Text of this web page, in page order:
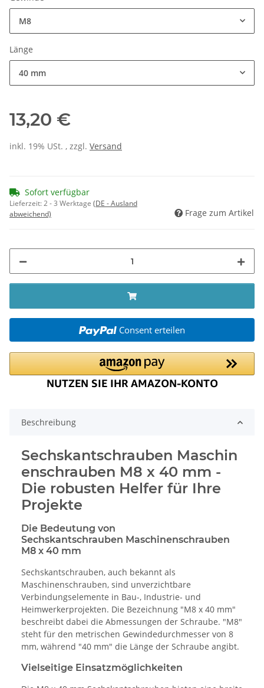
M8
Länge
40 mm
13,20 €
inkl. 19% USt. , zzgl. Versand
Sofort verfügbar
Lieferzeit:2 - 3 Werktage (DE - Ausland
abweichend)
Frage zum Artikel
Consent erteilen
Beschreibung
Sechskantschrauben Maschin
enschrauben M8 x 40 mm -
Die robusten Helfer für Ihre
Projekte
Die Bedeutung von
Sechskantschrauben Maschinenschrauben
M8 x 40 mm
Sechskantschrauben, auch bekannt als
Maschinenschrauben, sind unverzichtbare
Verbindungselemente in Bau-, Industrie- und
Heimwerkerprojekten. Die Bezeichnung "M8 x 40 mm"
beschreibt dabei die Abmessungen der Schraube. "M8"
steht für den metrischen Gewindedurchmesser von 8
mm, während "40 mm" die Länge der Schraube angibt.
Vielseitige Einsatzmöglichkeiten